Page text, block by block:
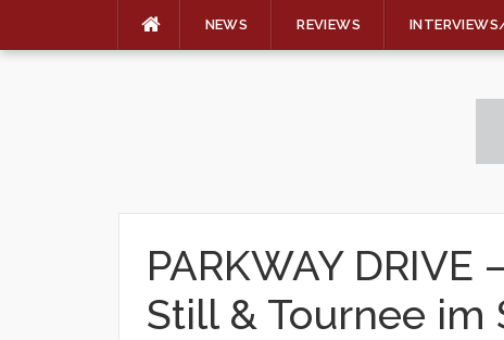
NEWS REVIEWS
PARKWAY
Still & Tournee im